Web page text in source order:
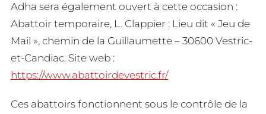
Adha sera également ouvert à cette occasion :
Abattoir temporaire, L. Clappier : Lieu dit « Jeu de
Mail », chemin de la Guillaumette – 30600 Vestric-
et-Candiac. Site web :
https://www.abattoirdevestric.fr/
Ces abattoirs fonctionnent sous le contrôle de la